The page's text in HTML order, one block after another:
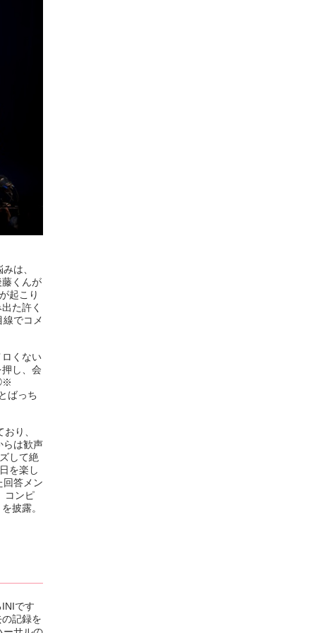
は、
くんが
起こり
た許く
でコメ
くない
し、会
ばっち
り、
らは歓声
して絶
を楽し
回答メン
コンピ
披露。
です
記録を